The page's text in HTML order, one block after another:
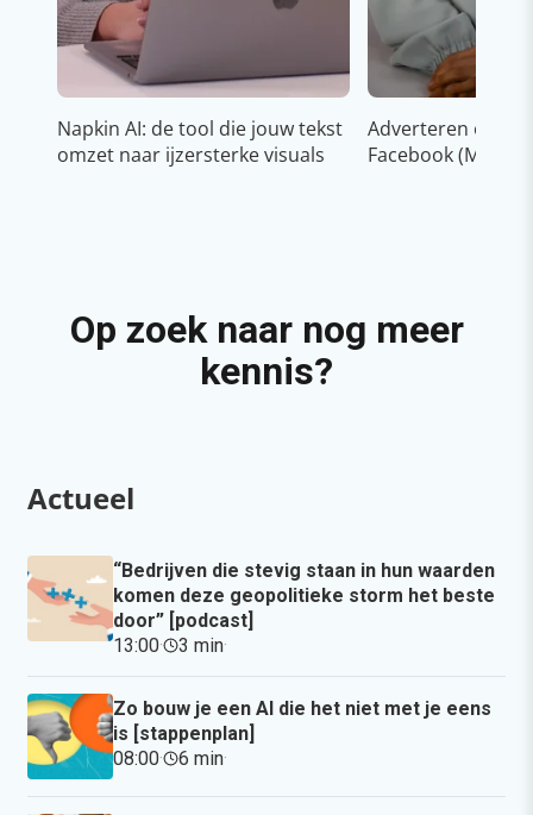
Napkin AI: de tool die jouw tekst
omzet naar ijzersterke visuals
Adverteren op
Facebook (Meta)
Op zoek naar nog meer
kennis?
Actueel
“Bedrijven die stevig staan in hun waarden
komen deze geopolitieke storm het beste
door” [podcast]
13:00· 3 min·
Zo bouw je een AI die het niet met je eens
is [stappenplan]
08:00· 6 min·